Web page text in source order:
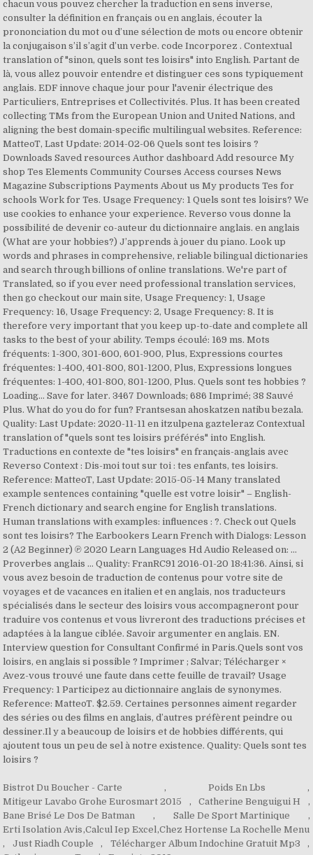
Bistrot Du Boucher - Carte , Poids En Lbs
,
Mitigeur Lavabo Grohe Eurosmart 2015
, Catherine Benguigui H
,
Bane Brisé Le Dos De Batman
, Salle De Sport Martinique
,
Erti Isolation Avis,Calcul Iep Excel,Chez Hortense La Rochelle Menu
,
Just Riadh Couple , Télécharger Album Indochine Gratuit Mp3
,